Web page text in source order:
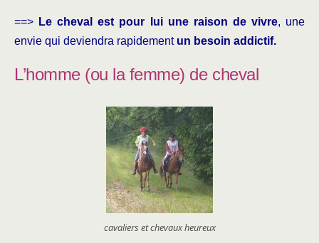
==> Le cheval est pour lui une raison de vivre, une
envie qui deviendra rapidement un besoin addictif.
L’homme (ou la femme) de cheval
cavaliers et chevaux heureux